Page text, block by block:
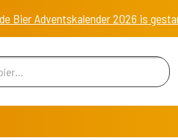
Bier Adventskalender 2026 is